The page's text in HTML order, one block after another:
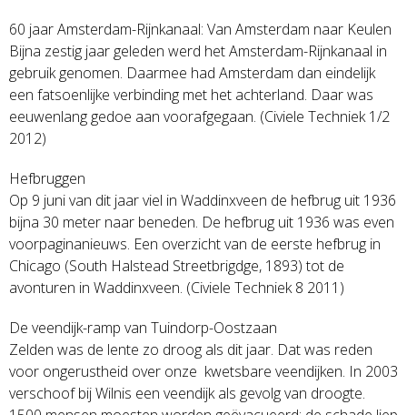
60 jaar Amsterdam-Rijnkanaal: Van Amsterdam naar Keulen
Bijna zestig jaar geleden werd het Amsterdam-Rijnkanaal in
gebruik genomen. Daarmee had Amsterdam dan eindelijk
een fatsoenlijke verbinding met het achterland. Daar was
eeuwenlang gedoe aan voorafgegaan. (Civiele Techniek 1/2
2012)
Hefbruggen
Op 9 juni van dit jaar viel in Waddinxveen de hefbrug uit 1936
bijna 30 meter naar beneden. De hefbrug uit 1936 was even
voorpaginanieuws. Een overzicht van de eerste hefbrug in
Chicago (South Halstead Streetbrigdge, 1893) tot de
avonturen in Waddinxveen. (Civiele Techniek 8 2011)
De veendijk-ramp van Tuindorp-Oostzaan
Zelden was de lente zo droog als dit jaar. Dat was reden
voor ongerustheid over onze kwetsbare veendijken. In 2003
verschoof bij Wilnis een veendijk als gevolg van droogte.